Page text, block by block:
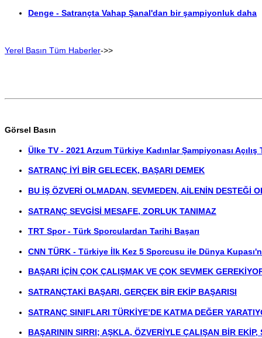
Denge - Satrançta Vahap Şanal'dan bir şampiyonluk daha
Yerel Basın Tüm Haberler->>
Görsel Basın
Ülke TV - 2021 Arzum Türkiye Kadınlar Şampiyonası Açılış
SATRANÇ İYİ BİR GELECEK, BAŞARI DEMEK
BU İŞ ÖZVERİ OLMADAN, SEVMEDEN, AİLENİN DESTEĞİ
SATRANÇ SEVGİSİ MESAFE, ZORLUK TANIMAZ
TRT Spor - Türk Sporculardan Tarihi Başarı
CNN TÜRK - Türkiye İlk Kez 5 Sporcusu ile Dünya
BAŞARI İÇİN ÇOK ÇALIŞMAK VE ÇOK SEVMEK
SATRANÇTAKİ BAŞARI, GERÇEK BİR EKİP BAŞARISI
SATRANÇ SINIFLARI TÜRKİYE’DE KATMA DEĞER
BAŞARININ SIRRI; AŞKLA, ÖZVERİYLE ÇALIŞAN BİR